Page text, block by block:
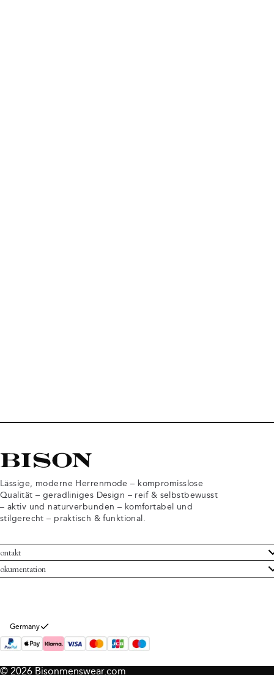
Lässige, moderne Herrenmode – kompromisslose
Qualität – geradliniges Design – reif & selbstbewusst
– aktiv und naturverbunden – komfortabel und
stilgerecht – praktisch & funktional.
Bison
Geschäftsbedingungen
Informationen
Germany
© 2026 Bisonmenswear.com